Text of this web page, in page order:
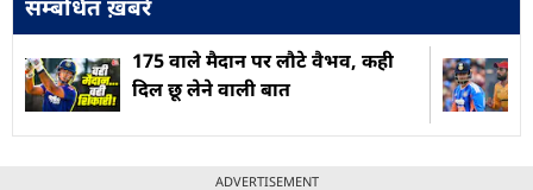
सम्बंधित ख़बरें
175 वाले मैदान पर लौटे वैभव, कही
दिल छू लेने वाली बात
ADVERTISEMENT